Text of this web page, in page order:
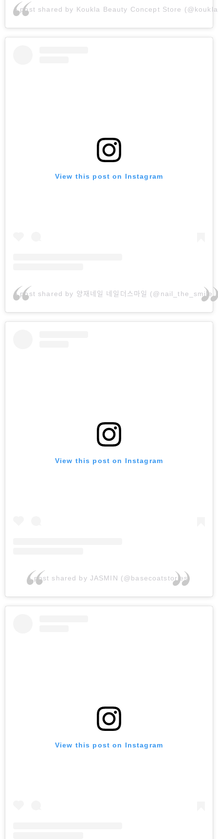
A post shared by Koukla Beauty Concept Store
View this post on Instagram
A post shared by 양재네일 네일더스마일
View this post on Instagram
A post shared by JASMIN (@basecoatstories)
View this post on Instagram